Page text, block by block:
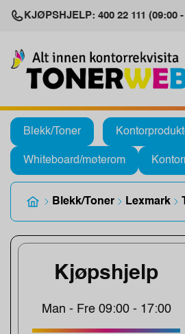
KJØPSHJELP: 400 22 111 (09:00
Blekk/Toner
Whiteboard/møterom
Blekk/Toner Lexmark
Kjøpshjelp
Man - Fre 09:00 - 17:00